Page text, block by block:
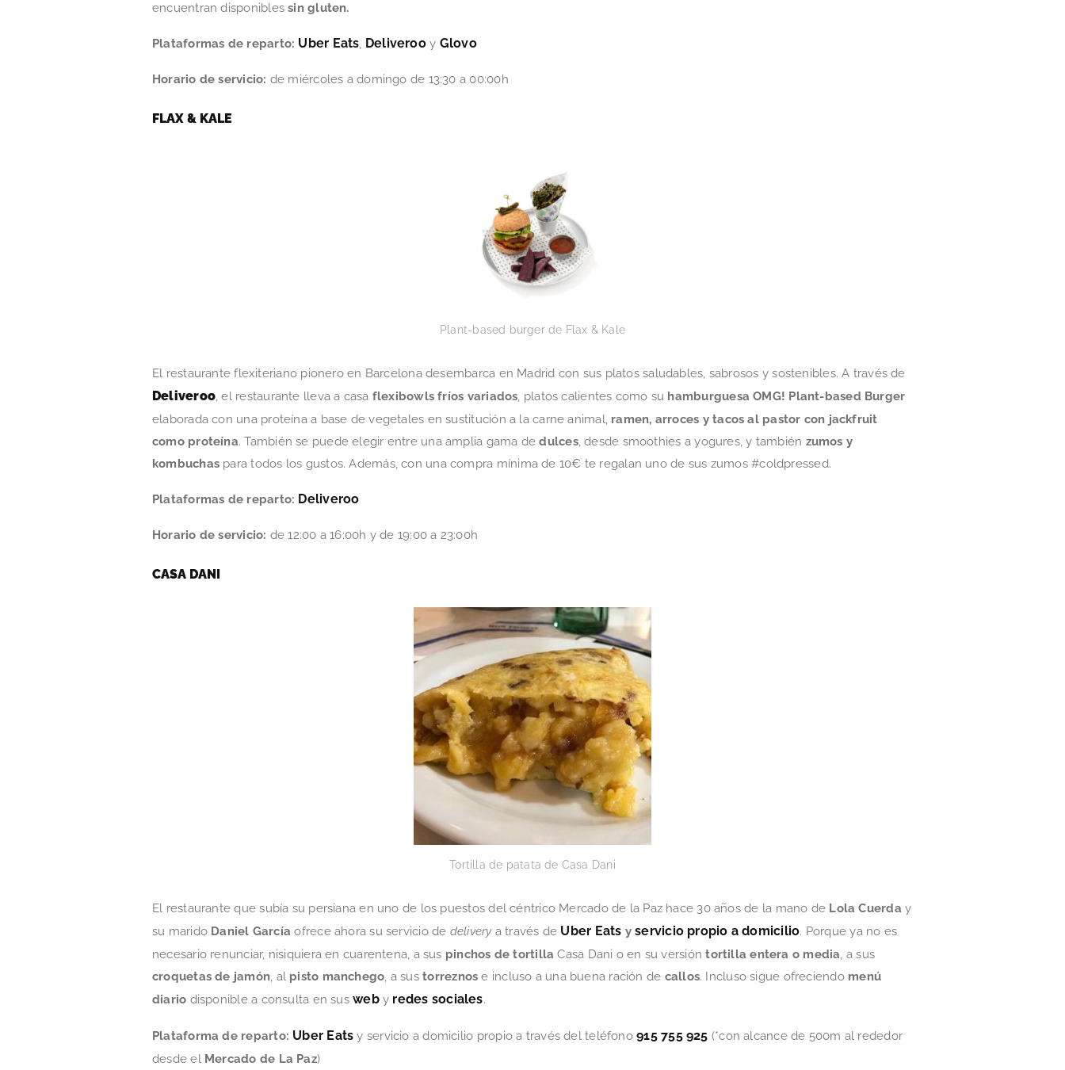
encuentran disponiblessin gluten.
Plataformas de reparto: Uber Eats, Deliverooy Glovo
Horario de servicio: de miércoles a domingo de 13:30 a 00:00h
FLAX & KALE
Plant-based burger de Flax & Kale
El restaurante flexiteriano pionero en Barcelona desembarca en Madrid con sus platos saludables, sabrosos y sostenibles. A través de
Deliveroo, el restaurante lleva a casa flexibowls fríos variados, platos calientes como su hamburguesa OMG! Plant-based Burger
elaborada con una proteína a base de vegetales en sustitución a la carne animal, ramen, arroces y tacos al pastor con jackfruit
como proteína. También se puede elegir entre una amplia gama dedulces, desde smoothies a yogures, y también zumos y
kombuchas para todos los gustos. Además, con una compra mínima de 10€ te regalan uno de sus zumos #coldpressed.
Plataformas de reparto: Deliveroo
Horario de servicio: de 12:00 a 16:00h y de 19:00 a 23:00h
CASA DANI
Tortilla de patata de Casa Dani
El restaurante que subía su persiana en uno de los puestos del céntrico Mercado de la Paz hace 30 años de la mano de Lola Cuerda y
su marido Daniel García ofrece ahora su servicio de deliverya través de Uber Eats yservicio propio a domicilio. Porque ya no es
necesario renunciar, nisiquiera en cuarentena, a sus pinchos de tortilla Casa Dani o en su versióntortilla entera o media, a sus
croquetas de jamón, al pisto manchego, a sustorreznos e incluso a una buena ración de callos. Incluso sigue ofreciendo menú
diario disponible a consulta en susweby redes sociales.
Plataforma de reparto: Uber Eats y servicio a domicilio propio a través del teléfono915 755 925 (*con alcance de 500m al rededor
desde el Mercado de La Paz)